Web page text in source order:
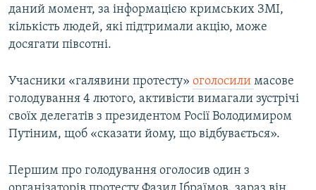
даний момент, за інформацією кримських ЗМІ,
кількість людей, які підтримали акцію, може
досягати півсотні.
Учасники «галявини протесту» оголосили масове
голодування 4 лютого, активісти вимагали зустрічі
своїх делегатів з президентом Росії Володимиром
Путіним, щоб «сказати йому, що відбувається».
Першим про голодування оголосив один з